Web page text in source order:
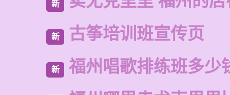
新
新 古筝培训班宣传页
新 福州唱歌排练班多少